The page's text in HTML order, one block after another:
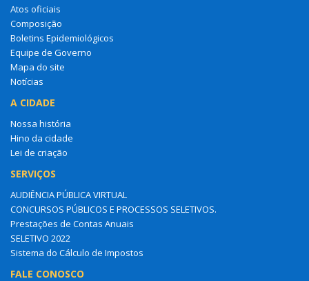
Atos oficiais
Composição
Boletins Epidemiológicos
Equipe de Governo
Mapa do site
Notícias
A CIDADE
Nossa história
Hino da cidade
Lei de criação
SERVIÇOS
AUDIÊNCIA PÚBLICA VIRTUAL
CONCURSOS PÚBLICOS E PROCESSOS SELETIVOS.
Prestações de Contas Anuais
SELETIVO 2022
Sistema do Cálculo de Impostos
FALE CONOSCO